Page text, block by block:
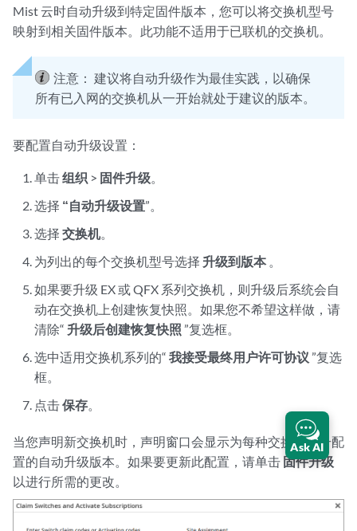
Mist 云时自动升级到特定固件版本，您可以将交换机型号
映射到相关固件版本。此功能不适用于已联机的交换机。
注意： 建议将自动升级作为最佳实践，以确保
所有已入网的交换机从一开始就处于建议的版本。
要配置自动升级设置：
单击组织 > 固件升级。
选择 “自动升级设置”。
选择交换机。
为列出的每个交换机型号选择 升级到版本。
如果要升级 EX 或 QFX 系列交换机，则升级后系统会自
动在交换机上创建恢复快照。如果您不希望这样做，请
清除“ 升级后创建恢复快照 ”复选框。
选中适用交换机系列的“我接受最终用户许可协议 ”复选
框。
点击保存。
当您声明新交换机时，声明窗口会显示为每种交换机型号配
置的自动升级版本。如果要更新此配置，请单击 固件升级
以进行所需的更改。
Ask AI